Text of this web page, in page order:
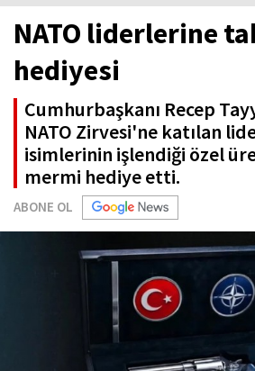
NATO liderlerine
hediyesi
Cumhurbaşkanı Recep
NATO Zirvesi'ne katılan
isimlerinin işlendiği özel
mermi hediye etti.
ABONE OL